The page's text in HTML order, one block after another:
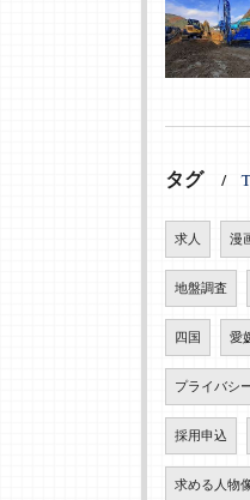
タグ
求人 漫
地盤調査
四国 愛
プライバシ
採用申込
求める人物